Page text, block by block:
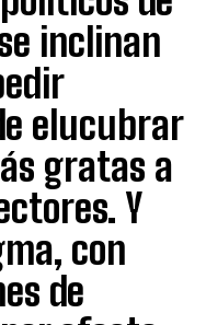
inclinan
elucubrar
gratas a
Y
con
de